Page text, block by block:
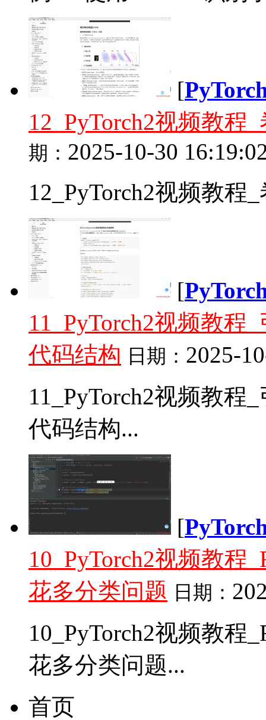
[
12_PyTorch2视频教程
期： 2025-10-30
12_PyTorch2视频教程
[
11_PyTorch2视频教程
代码结构 日期： 2025-
11_PyTorch2视频教程
代码结构...
[
10_PyTorch2视频教程
花多分类问题 日期：
10_PyTorch2视频教程
花多分类问题...
首页